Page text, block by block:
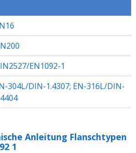
EN1092-1
304L/DIN-1.4307; EN-316L/DIN-
Anleitung Flanschtypen
1